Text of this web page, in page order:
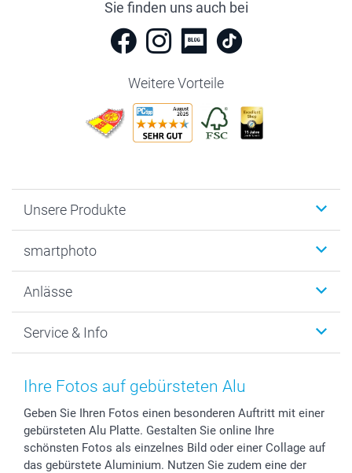
Sie finden uns auch bei
Weitere Vorteile
Unsere Produkte
Fotogeschenke
MyNameBook
Fotoabzüge, Fotos als Buch & Poster
Zubehör & Material
Foto-Kalender & Agenden
Sticker & Etiketten
Geschenk-Gutscheine (PDF)
smartphoto
Warum smartphoto
Datenschutz
AGB
Presse
Partnerprogramme
Investor Relations
Anlässe
Neujahr
Muttertag
Kommunion & Konfirmation
Hochzeit
Geburtstag
Service & Info
Preise und Versandkosten
48h Lieferung
Zahlungsmöglichkeiten
Anmelden /Registrieren
Ihre Fotos auf gebürsteten Alu
Geben Sie Ihren Fotos einen besonderen Auftritt mit einer
gebürsteten Alu Platte. Gestalten Sie online Ihre
schönsten Fotos als einzelnes Bild oder einer Collage auf
das gebürstete Aluminium. Nutzen Sie zudem eine der